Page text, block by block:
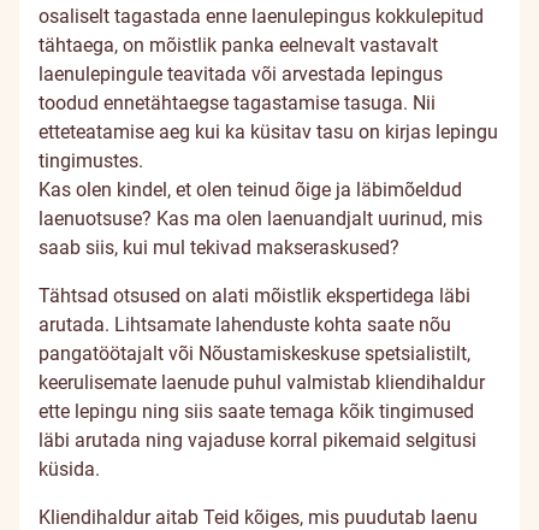
osaliselt tagastada enne laenulepingus kokkulepitud
tähtaega, on mõistlik panka eelnevalt vastavalt
laenulepingule teavitada või arvestada lepingus
toodud ennetähtaegse tagastamise tasuga. Nii
etteteatamise aeg kui ka küsitav tasu on kirjas lepingu
tingimustes.
Kas olen kindel, et olen teinud õige ja läbimõeldud
laenuotsuse? Kas ma olen laenuandjalt uurinud, mis
saab siis, kui mul tekivad makseraskused?
Tähtsad otsused on alati mõistlik ekspertidega läbi
arutada. Lihtsamate lahenduste kohta saate nõu
pangatöötajalt või Nõustamiskeskuse spetsialistilt,
keerulisemate laenude puhul valmistab kliendihaldur
ette lepingu ning siis saate temaga kõik tingimused
läbi arutada ning vajaduse korral pikemaid selgitusi
küsida.
Kliendihaldur aitab Teid kõiges, mis puudutab laenu